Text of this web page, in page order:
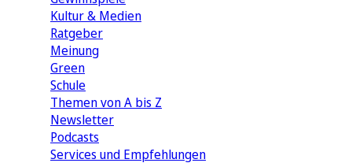
Kultur & Medien
Ratgeber
Meinung
Green
Schule
Themen von A bis Z
Newsletter
Podcasts
Services und Empfehlungen